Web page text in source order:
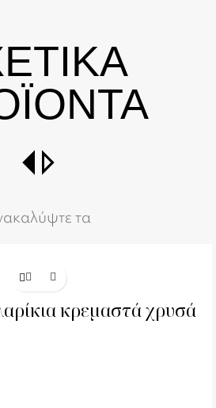
switch_right
τα
κρεμαστά χρυσά